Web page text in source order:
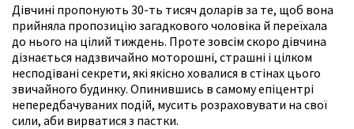
Дівчині пропонують 30-ть тисяч доларів за те, щоб вона
прийняла пропозицію загадкового чоловіка й переїхала
до нього на цілий тиждень. Проте зовсім скоро дівчина
дізнається надзвичайно моторошні, страшні і цілком
несподівані секрети, які якісно ховалися в стінах цього
звичайного будинку. Опинившись в самому епіцентрі
непередбачуваних подій, мусить розраховувати на свої
сили, аби вирватися з пастки.